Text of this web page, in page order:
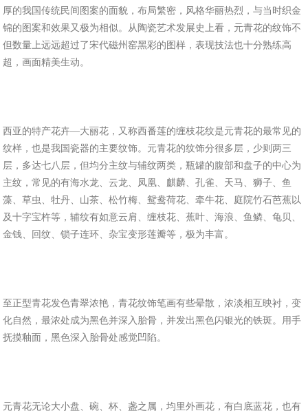
厚的我国传统民间图案的面貌，布局繁密，风格华丽热烈，与当时织金
锦的图案和效果又极为相似。从陶瓷艺术发展史上看，元青花的纹饰不
但数量上远远超过了宋代磁州窑黑彩的图样，表现技法也十分熟练高
超，画面精美生动。
西亚的特产花卉—大丽花，又称西番莲的缠枝花纹是元青花的最常见的
纹样，也是我国瓷器的主要纹饰。元青花的纹饰分很多层，少则两三
层，多达七八层，但均分主纹与辅纹两类，瓶罐的腹部和盘子的中心为
主纹，常见的有海水龙、云龙、凤凰、麒麟、孔雀、天马、狮子、鱼
藻、草虫、牡丹、山茶、松竹梅、鸳鸯荷花、牵牛花、庭院竹石芭蕉以
及十字宝杵等，辅纹有如意云肩、缠枝花、蕉叶、海浪、鱼鳞、龟贝、
金钱、回纹、锁子连环、杂宝变形莲瓣等，极为丰富。
至正型青花发色青翠浓艳，青花纹饰笔画有些晕散，浓淡相互映衬，变
化自然，最浓处成为黑色并深入胎骨，并发出黑色闪银光的铁斑。用手
抚摸釉面，黑色深入胎骨处感觉凹陷。
元青花无论大小盘、碗、杯、盏之属，均里外画花，有白底蓝花，也有